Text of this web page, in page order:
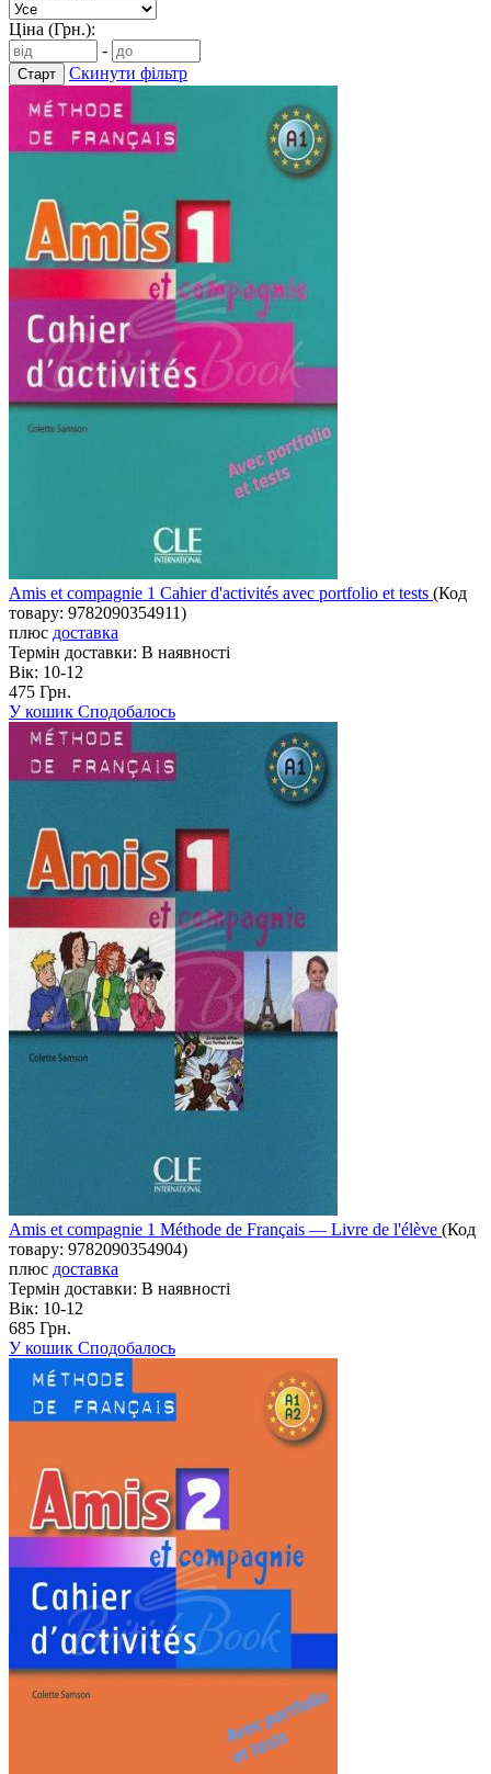
Ціна (Грн.):
-
Скинути фільтр
Amis et compagnie 1 Cahier d'activités avec portfolio et tests (Код
товару: 9782090354911)
плюс доставка
Термін доставки: В наявності
Вік: 10-12
475 Грн.
У кошик Сподобалось
Amis et compagnie 1 Méthode de Français — Livre de l'élève (Код
товару: 9782090354904)
плюс доставка
Термін доставки: В наявності
Вік: 10-12
685 Грн.
У кошик Сподобалось